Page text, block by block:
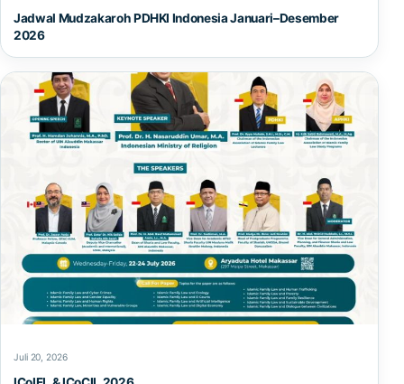
Jadwal Mudzakaroh PDHKI Indonesia Januari–Desember
2026
Juli 20, 2026